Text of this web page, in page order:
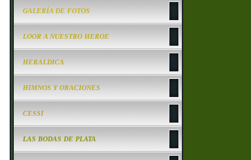
GALERÍA DE FOTOS
LOOR A NUESTRO HEROE
HERALDICA
HIMNOS Y ORACIONES
CESSI
LAS BODAS DE PLATA